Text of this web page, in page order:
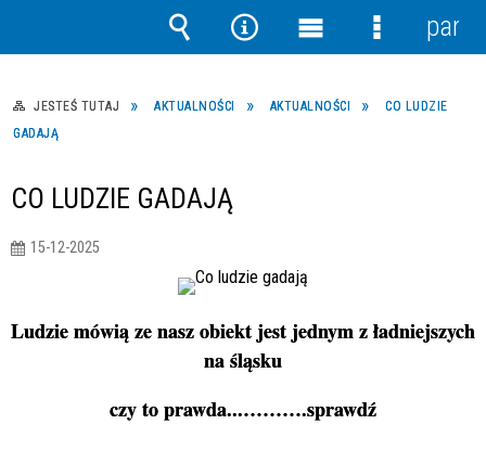
JESTEŚ TUTAJ AKTUALNOŚCI AKTUALNOŚCI
CO LUDZIE
GADAJĄ
CO LUDZIE GADAJĄ
15-12-2025
Ludzie mówią ze nasz obiekt jest jednym z ładniejszych
na śląsku
czy to prawda...……….sprawdź
Wyszukiwarka
Narzędzia
Menu
główne
Menu
panel